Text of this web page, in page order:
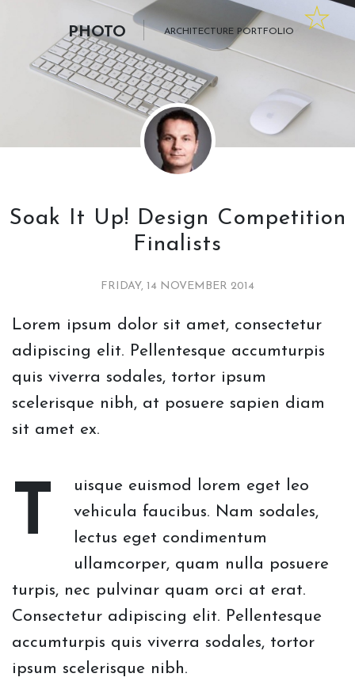
PHOTO ARCHITECTURE PORTFOLIO
Soak It Up! Design Competition
Finalists
FRIDAY, 14 NOVEMBER 2014
Lorem ipsum dolor sit amet, consectetur
adipiscing elit. Pellentesque accumturpis
quis viverra sodales, tortor ipsum
scelerisque nibh, at posuere sapien diam
sit amet ex.
T
uisque euismod lorem eget leo
vehicula faucibus. Nam sodales,
lectus eget condimentum
ullamcorper, quam nulla posuere
turpis, nec pulvinar quam orci at erat.
Consectetur adipiscing elit. Pellentesque
accumturpis quis viverra sodales, tortor
ipsum scelerisque nibh.